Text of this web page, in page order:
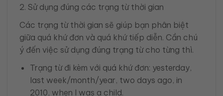
2. Sử dụng đúng các trạng từ thời gian
Các trạng từ thời gian sẽ giúp bạn phân biệt
giữa quá khứ đơn và quá khứ tiếp diễn. Cần chú
ý đến việc sử dụng đúng trạng từ cho từng thì.
Trạng từ đi kèm với quá khứ đơn: yesterday,
last week/month/year, two days ago, in
2010, when I was a child.